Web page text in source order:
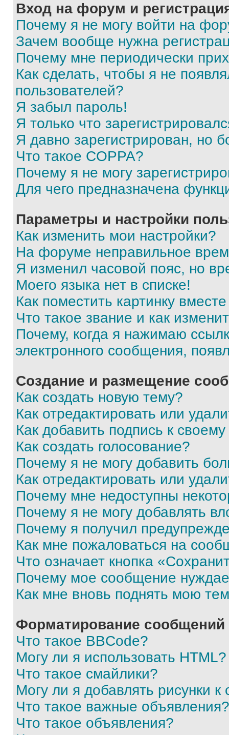
Вход на форум и
Почему я не могу войти на
Зачем вообще нужна
Почему мне периодически
Как сделать, чтобы я не
пользователей?
Я забыл пароль!
Я только что
Я давно зарегистрирован, но
Что такое COPPA?
Почему я не могу
Для чего предназначена
Параметры и настройки
Как изменить мои настройки?
На форуме неправильное
Я изменил часовой пояс, но
Моего языка нет в списке!
Как поместить картинку
Что такое звание и как
Почему, когда я нажимаю
электронного сообщения,
Создание и размещение
Как создать новую тему?
Как отредактировать или
Как добавить подпись к
Как создать голосование?
Почему я не могу добавить
Как отредактировать или
Почему мне недоступны
Почему я не могу добавлять
Почему я получил
Как мне пожаловаться на
Что означает кнопка
Почему мое сообщение
Как мне вновь поднять мою
Форматирование
Что такое BBCode?
Могу ли я использовать HTML?
Что такое смайлики?
Могу ли я добавлять рисунки
Что такое важные объявления?
Что такое объявления?